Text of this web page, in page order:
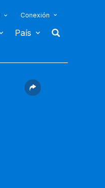
Conexión
País